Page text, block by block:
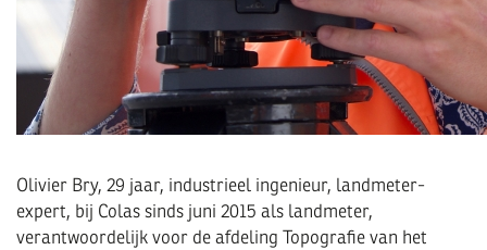
Olivier Bry, 29 jaar, industrieel ingenieur, landmeter-
expert, bij Colas sinds juni 2015 als landmeter,
verantwoordelijk voor de afdeling Topografie van het